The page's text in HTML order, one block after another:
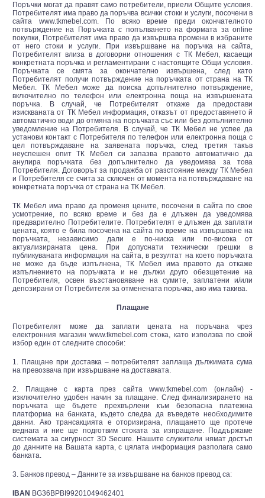
Поръчки могат да правят само потребители, приели Общите условия.
Потребителят има право да поръчва всички стоки и услуги, посочени в
сайта www.tkmebel.com. По всяко време преди окончателното
потвърждение на Поръчката с попълването на формата за online
покупки, Потребителят има право да извършва промени в избраните
от него стоки и услуги. При извършване на поръчка на сайта,
Потребителят влиза в договорни отношения с ТК Мебел, касаещи
конкретната поръчка и регламентирани с настоящите Общи условия.
Поръчката се смята за окончателно извършена, след като
Потребителят получи потвърждение на поръчката от страна на ТК
Мебел. ТК Мебел може да поиска допълнително потвърждение,
включително по телефон или електронна поща на извършената
поръчка. В случай, че Потребителят откаже да предостави
изискваната от ТК Мебел информация, отказът от предоставянето й
автоматично води до отмяна на поръчката със или без допълнително
уведомление на Потребителя. В случай, че ТК Мебел не успее да
установи контакт с Потребителя по телефон или електронна поща с
цел потвърждаване на заявената поръчка, след третия такъв
неуспешен опит ТК Мебел си запазва правото автоматично да
анулира поръчката без допълнително да уведомява за това
Потребителя. Договорът за продажба от разстояние между ТК Мебел
и Потребителя се счита за сключен от момента на потвърждаване на
конкретната поръчка от страна на ТК Мебел.
ТК Мебел има право да променя цените, посочени в сайта по свое
усмотрение, по всяко време и без да е длъжен да уведомява
предварително Потребителите. Потребителят е длъжен да заплати
цената, която е била посочена на сайта по време на извършване на
поръчката, независимо дали е по-ниска или по-висока от
актуализираната цена. При допуснати технически грешки в
публикуваната информация на сайта, в резултат на което поръчката
не може да бъде изпълнена, ТК Мебел има правото да откаже
изпълнението на поръчката и не дължи друго обезщетение на
Потребителя, освен възстановяване на сумите, заплатени и/или
депозирани от Потребителя за отменената поръчка, ако има такива.
Плащане
Потребителят може да заплати цената на поръчана чрез
електронния магазин www.tkmebel.com стока, като използва по свой
избор един от следните способи:
1. Плащане при доставка – потребителят заплаща дължимата сума
на превозвача при извършване на доставката.
2. Плащане с карта през сайта www.tkmebel.com (онлайн) -
изключително удобен начин за плащане. След финализирането на
поръчката ще бъдете прехвърлени към безопасна платежна
платформа на банката, където следва да въведете необходимите
данни. Ако трансакцията е оторизирана, плащането ще протече
веднага и ние ще подготвим стоката за изпращане. Поддържаме
системата за сигурност 3D Secure. Нашите служители нямат достъп
до данните на Вашата карта, с цялата информация разполага само
банката.
3. Банков превод – Данните за извършване на банков превод са:
IBAN BG36BPBI99201049462401